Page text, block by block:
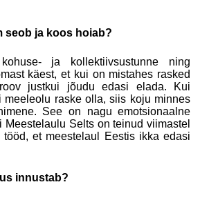
seob ja koos hoiab?
ja kollektiivsustunne ning
käest, et kui on mistahes rasked
justkui jõudu edasi elada. Kui
meeleolu raske olla, siis koju minnes
See on nagu emotsionaalne
Meestelaulu Selts on teinud viimastel
tööd, et meestelaul Eestis ikka edasi
innustab?